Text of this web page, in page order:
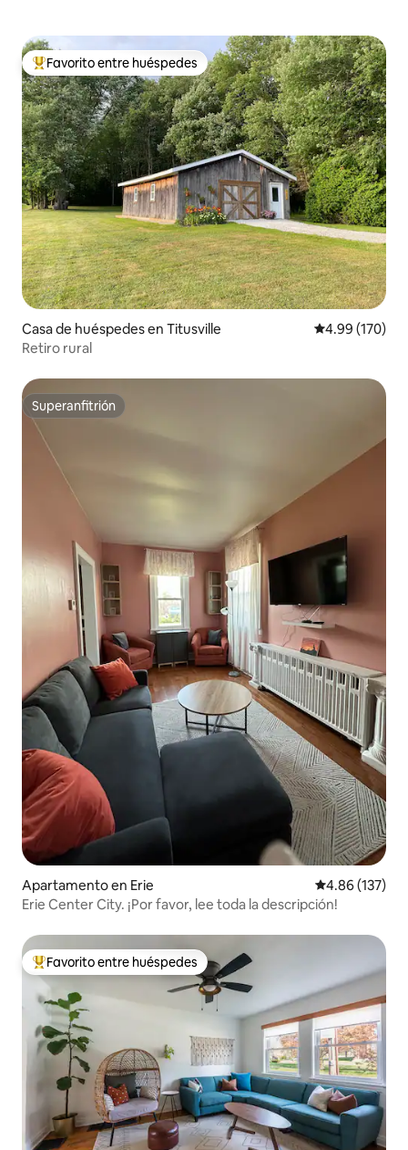
Favorito entre huéspedes preferido
Favorito entre huéspedes
Casa de huéspedes en Titusville Calificación
4.99 (170)
Retiro rural
Superanfitrión
Superanfitrión
Apartamento en Erie Calificación
4.86 (137)
Erie Center City. ¡Por favor, lee toda la descripción!
Favorito entre huéspedes preferido
Favorito entre huéspedes